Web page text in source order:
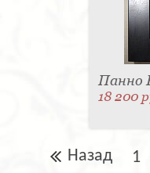
Панно
18 200
Назад 1